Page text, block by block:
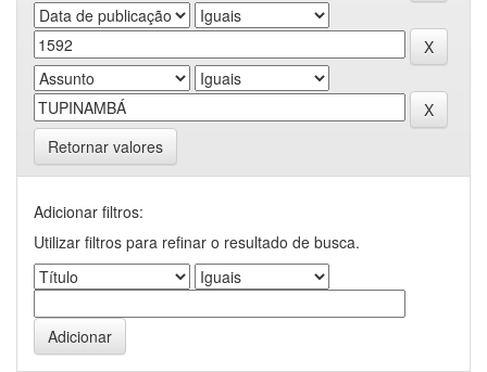
Retornar valores
Adicionar filtros:
Utilizar filtros para refinar o resultado de busca.